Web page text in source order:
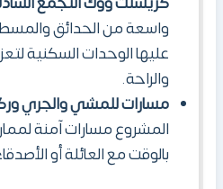
واسعة من الحدائق
عليها الوحدات السكنية
والراحة.
مسارات للمشي والجري
المشروع مسارات آمنة
بالوقت مع العائلة أو